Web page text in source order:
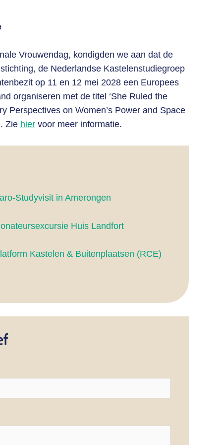
Vrouwendag, kondigden we aan dat de
de Nederlandse Kastelenstudiegroep
op 11 en 12 mei 2028 een Europees
organiseren met de titel ‘She Ruled the
Perspectives on Women’s Power and Space
Zie hier voor meer informatie.
Studyvisit in Amerongen
Huis Landfort
Kastelen & Buitenplaatsen (RCE)